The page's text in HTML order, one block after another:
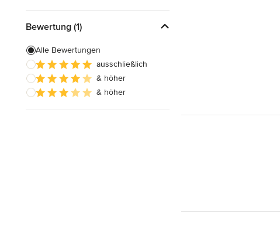
Bewertung (1)
Alle Bewertungen
ausschließlich
& höher
& höher